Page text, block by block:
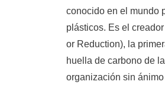
conocido en el mundo
plásticos. Es el
or Reduction), la
huella de carbono de
organización sin